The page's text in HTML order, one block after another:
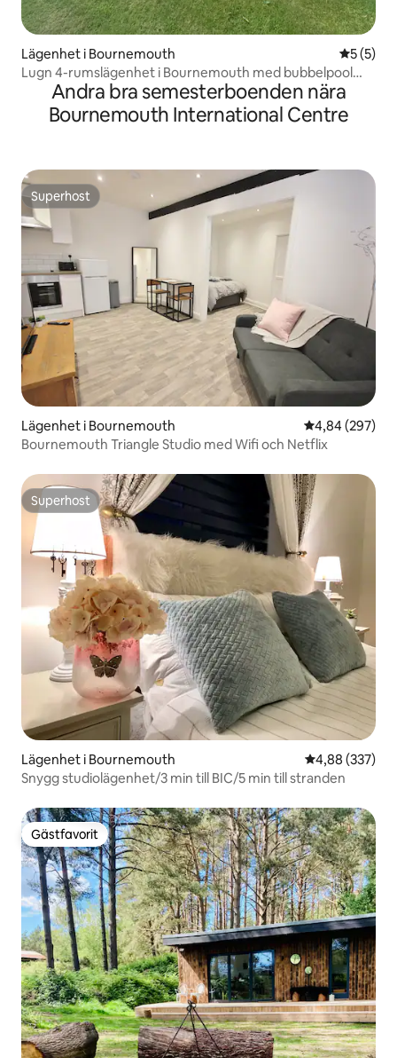
Lägenhet i Bournemouth 5 av 5 i
5 (5)
Lugn 4-rumslägenhet i Bournemouth med bubbelpool
och parkering
Andra bra semesterboenden nära
Bournemouth International Centre
Superhost
Superhost
Lägenhet i Bournemouth 4,84 av 5 i
4,84 (297)
Bournemouth Triangle Studio med Wifi och Netflix
Superhost
Superhost
Lägenhet i Bournemouth 4,88 av 5 i
4,88 (337)
Snygg studiolägenhet/3 min till BIC/5 min till stranden
Gästfavorit
Gästfavorit